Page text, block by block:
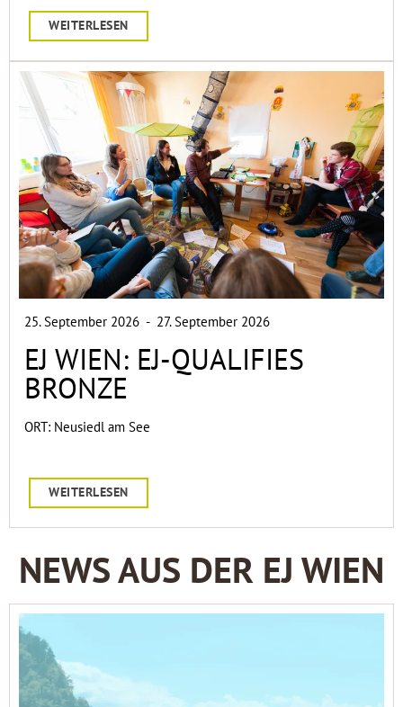
WEITERLESEN
25. September 2026 - 27. September 2026
EJ WIEN: EJ-QUALIFIES
BRONZE
ORT: Neusiedl am See
WEITERLESEN
NEWS AUS DER EJ WIEN